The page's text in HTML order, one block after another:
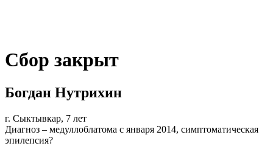
Сбор закрыт
Богдан Нутрихин
г. Сыктывкар, 7 лет
Диагноз – медуллоблатома с января 2014, симптоматическая
эпилепсия?